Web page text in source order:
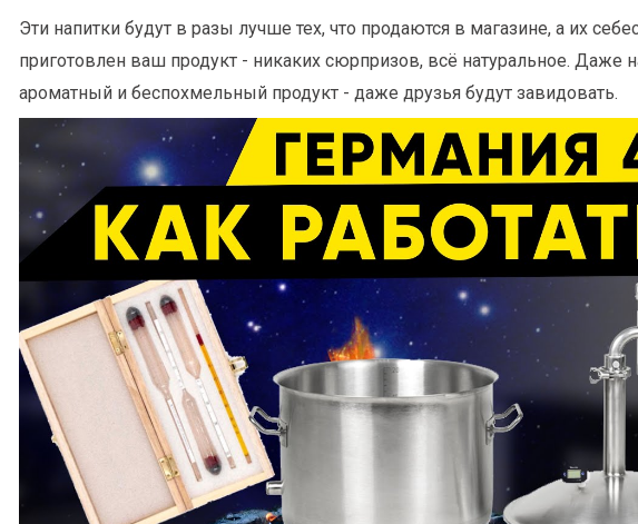
Эти напитки будут в разы лучше тех, что продаются в магазине, а их
приготовлен ваш продукт - никаких сюрпризов, всё натуральное.
ароматный и беспохмельный продукт - даже друзья будут завидовать.